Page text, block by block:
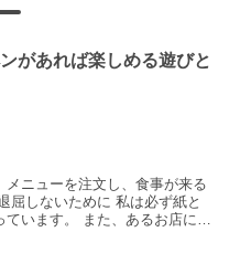
があれば楽しめる遊びと
ニューを注文し、食事が来る
屈しないために 私は必ず紙と
います。 また、あるお店に